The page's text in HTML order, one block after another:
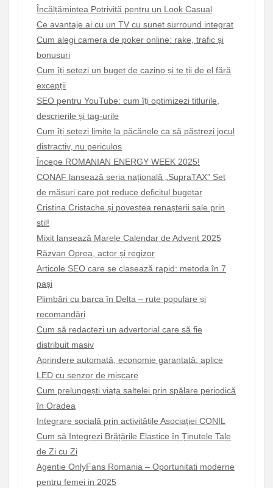
Încălțămintea Potrivită pentru un Look Casual
Ce avantaje ai cu un TV cu sunet surround integrat
Cum alegi camera de poker online: rake, trafic și
bonusuri
Cum îți setezi un buget de cazino și te ții de el fără
excepții
SEO pentru YouTube: cum îți optimizezi titlurile,
descrierile și tag-urile
Cum îți setezi limite la păcănele ca să păstrezi jocul
distractiv, nu periculos
Începe ROMANIAN ENERGY WEEK 2025!
CONAF lansează seria națională „SupraTAX” Set
de măsuri care pot reduce deficitul bugetar
Cristina Cristache și povestea renașterii sale prin
stil!
Mixit lansează Marele Calendar de Advent 2025
Răzvan Oprea, actor și regizor
Articole SEO care se clasează rapid: metoda în 7
pași
Plimbări cu barca în Delta – rute populare și
recomandări
Cum să redactezi un advertorial care să fie
distribuit masiv
Aprindere automată, economie garantată: aplice
LED cu senzor de mișcare
Cum prelungești viața saltelei prin spălare periodică
în Oradea
Integrare socială prin activitățile Asociației CONIL
Cum să Integrezi Brățările Elastice în Ținutele Tale
de Zi cu Zi
Agentie OnlyFans Romania – Oportunitati moderne
pentru femei in 2025